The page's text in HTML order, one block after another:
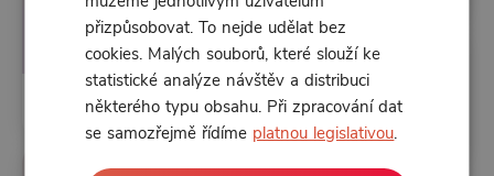
Promo podle vás
Customer care
vyřešíme za vás
přizpůsobovat. To nejde udělat bez
cookies. Malých souborů, které slouží ke
statistické analýze návštěv a distribuci
některého typu obsahu. Při zpracování dat
se samozřejmě řídíme platnou legislativou.